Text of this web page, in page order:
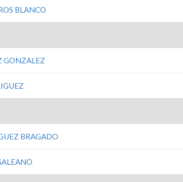
BLANCO
GONZALEZ
BRAGADO